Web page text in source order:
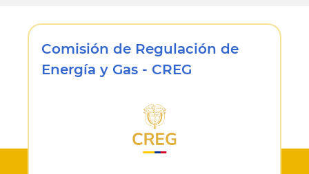
Comisión de Regulación de
Energía y Gas - CREG